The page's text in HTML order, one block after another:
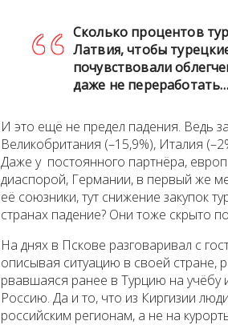
Сколько процентов
Латвия, чтобы
почувствовали
даже не
И это ещё не предел падения. Ведь
Великобритания (–15,9%), Италия
Даже у постоянного партнёра,
диаспорой, Германии, в первый же
её союзники, тут снижение закупок
странах падение? Они тоже скрыто
На днях в Пскове разговаривал с
описывая ситуацию в своей стране,
рвавшаяся ранее в Турцию на учёбу
Россию. Да и то, что из Киргизии
российским регионам, а не на